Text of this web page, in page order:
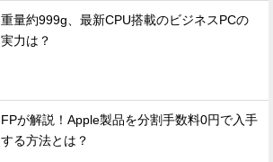
重量約999g、最新CPU搭載のビジネスPCの
実力は？
FPが解説！Apple製品を分割手数料0円で入手
する方法とは？